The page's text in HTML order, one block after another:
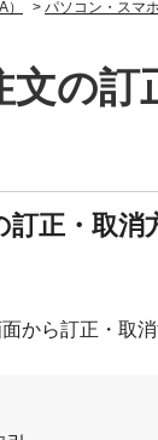
> パソコン・スマ
文の
訂正・取
から訂正・取